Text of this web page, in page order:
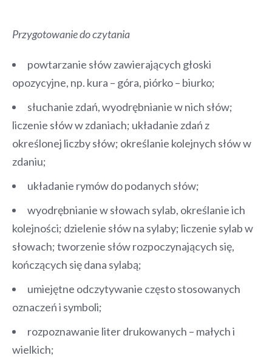
Przygotowanie do czytania
powtarzanie słów zawierających głoski
opozycyjne, np. kura – góra, piórko – biurko;
słuchanie zdań, wyodrębnianie w nich słów;
liczenie słów w zdaniach; układanie zdań z
określonej liczby słów; określanie kolejnych słów w
zdaniu;
układanie rymów do podanych słów;
wyodrębnianie w słowach sylab, określanie ich
kolejności; dzielenie słów na sylaby; liczenie sylab w
słowach; tworzenie słów rozpoczynających się,
kończących się dana sylabą;
umiejętne odczytywanie często stosowanych
oznaczeń i symboli;
rozpoznawanie liter drukowanych – małych i
wielkich;